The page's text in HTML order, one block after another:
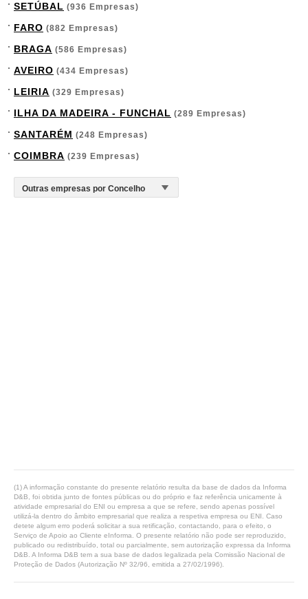
SETÚBAL (936 Empresas)
FARO (882 Empresas)
BRAGA (586 Empresas)
AVEIRO (434 Empresas)
LEIRIA (329 Empresas)
ILHA DA MADEIRA - FUNCHAL (289 Empresas)
SANTARÉM (248 Empresas)
COIMBRA (239 Empresas)
(1) A informação constante do presente relatório resulta da base de dados da Informa
D&B, foi obtida junto de fontes públicas ou do próprio e faz referência unicamente à
atividade empresarial do ENI ou empresa a que se refere, sendo apenas possível
utilizá-la dentro do âmbito empresarial que realiza a respetiva empresa ou ENI. Caso
detete algum erro poderá solicitar a sua retificação, contactando, para o efeito, o
Serviço de Apoio ao Cliente eInforma. O presente relatório não pode ser reproduzido,
publicado ou redistribuído, total ou parcialmente, sem autorização expressa da Informa
D&B. A Informa D&B tem a sua base de dados legalizada pela Comissão Nacional de
Proteção de Dados (Autorização Nº 32/96, emitida a 27/02/1996).